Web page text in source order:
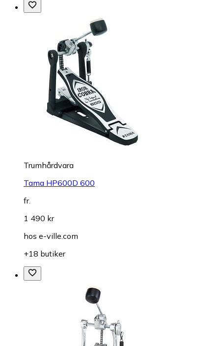
Trumhårdvara
Tama HP600D 600
fr.
1 490 kr
hos e-ville.com
+18 butiker